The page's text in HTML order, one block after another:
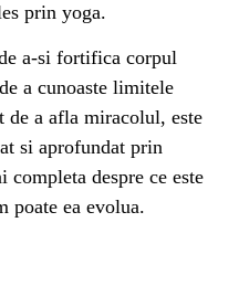
prin yoga.
a-si fortifica corpul
a cunoaste limitele
de a afla miracolul, este
si aprofundat prin
completa despre ce este
poate ea evolua.